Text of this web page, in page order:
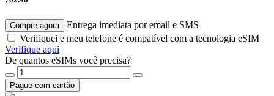
Compre agora
Entrega imediata por email e SMS
Verifiquei e meu telefone é compatível com a tecnologia eSIM
Verifique aqui
De quantos eSIMs você precisa?
Pague com cartão